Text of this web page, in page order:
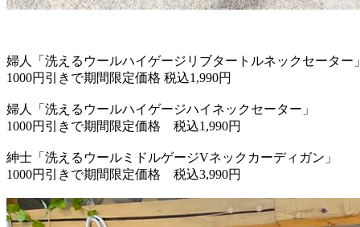
婦人「洗えるウールハイゲージリブタートルネックセーター
1000円引きで期間限定価格 税込1,990円
婦人「洗えるウールハイゲージハイネックセーター」
1000円引きで期間限定価格 税込1,990円
紳士「洗えるウールミドルゲージVネックカーディガン」
1000円引きで期間限定価格 税込3,990円